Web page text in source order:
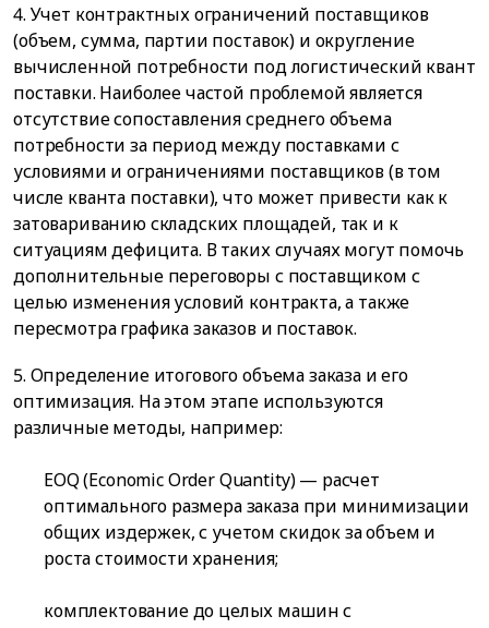
4. Учет контрактных ограничений поставщиков
(объем, сумма, партии поставок) и округление
вычисленной потребности под логистический квант
поставки. Наиболее частой проблемой является
отсутствие сопоставления среднего объема
потребности за период между поставками с
условиями и ограничениями поставщиков (в том
числе кванта поставки), что может привести как к
затовариванию складских площадей, так и к
ситуациям дефицита. В таких случаях могут помочь
дополнительные переговоры с поставщиком с
целью изменения условий контракта, а также
пересмотра графика заказов и поставок.
5. Определение итогового объема заказа и его
оптимизация. На этом этапе используются
различные методы, например:
EOQ (Economic Order Quantity) — расчет
оптимального размера заказа при минимизации
общих издержек, с учетом скидок за объем и
роста стоимости хранения;
комплектование до целых машин с